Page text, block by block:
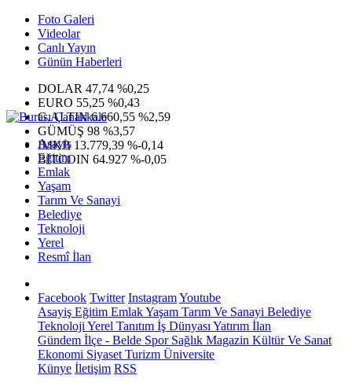
Foto Galeri
Videolar
Canlı Yayın
Günün Haberleri
DOLAR 47,74 %0,25
EURO 55,25 %0,43
G.ALTIN6.660,55 %2,59
GÜMÜŞ 98 %3,57
IMKB 13.779,39 %-0,14
BITCOIN 64.927 %-0,05
Asayiş
Eğitim
Emlak
Yaşam
Tarım Ve Sanayi
Belediye
Teknoloji
Yerel
Resmî İlan
Facebook Twitter InstagramYoutube
Asayiş Eğitim EmlakYaşam Tarım Ve Sanayi Belediye
Teknoloji Yerel Tanıtım İş Dünyası Yatırım İlan
Gündem İlçe - Belde SporSağlık Magazin Kültür Ve Sanat
Ekonomi Siyaset Turizm Üniversite
Künye İletişim RSS